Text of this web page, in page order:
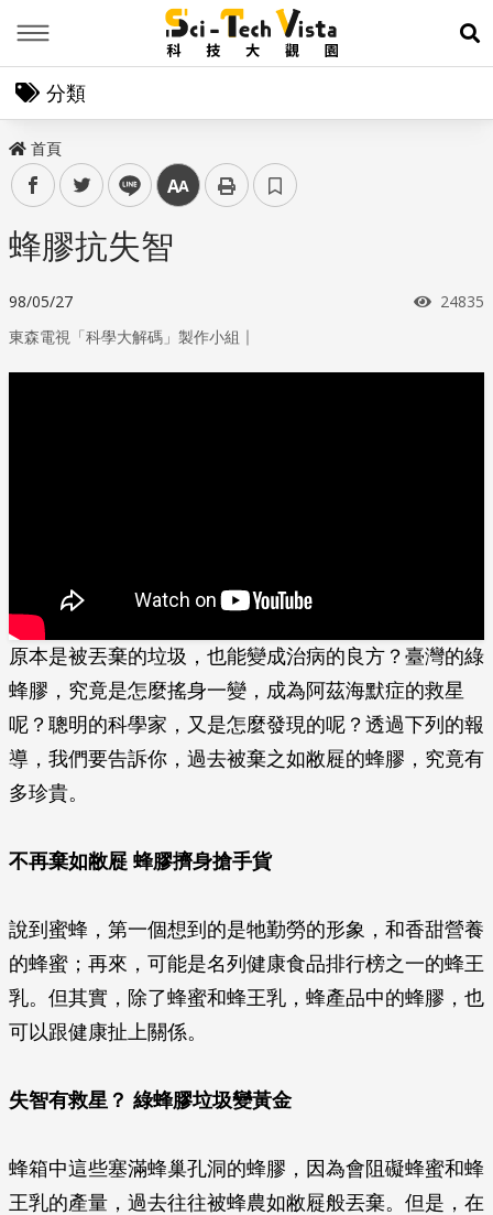
展
分類
首頁
facebooktwitter line 中
蜂膠抗失智
98/05/27 瀏覽次
24835
東森電視「科學大解碼」製作小組 ｜
原本是被丟棄的垃圾，也能變成治病的良方？臺灣的綠
蜂膠，究竟是怎麼搖身一變，成為阿茲海默症的救星
呢？聰明的科學家，又是怎麼發現的呢？透過下列的報
導，我們要告訴你，過去被棄之如敝屣的蜂膠，究竟有
多珍貴。
不再棄如敝屣 蜂膠擠身搶手貨
說到蜜蜂，第一個想到的是牠勤勞的形象，和香甜營養
的蜂蜜；再來，可能是名列健康食品排行榜之一的蜂王
乳。但其實，除了蜂蜜和蜂王乳，蜂產品中的蜂膠，也
可以跟健康扯上關係。
失智有救星？ 綠蜂膠垃圾變黃金
蜂箱中這些塞滿蜂巢孔洞的蜂膠，因為會阻礙蜂蜜和蜂
王乳的產量，過去往往被蜂農如敝屣般丟棄。但是，在